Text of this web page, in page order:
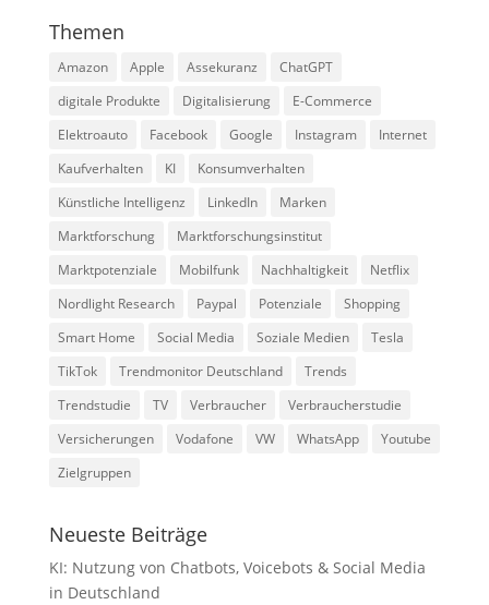
Themen
Amazon Apple Assekuranz
ChatGPT
digitale Produkte
Digitalisierung
E-Commerce
Elektroauto
Facebook Google Instagram
Internet
Kaufverhalten
KI
Konsumverhalten
Künstliche Intelligenz
LinkedIn
Marken
Marktforschung
Marktforschungsinstitut
Marktpotenziale
Mobilfunk Nachhaltigkeit
Netflix
Nordlight Research
Paypal Potenziale
Shopping
Smart Home
Social Media Soziale Medien
Tesla
TikTok
Trendmonitor Deutschland
Trends
Trendstudie
TV Verbraucher
Verbraucherstudie
Versicherungen
Vodafone VW WhatsApp
Youtube
Zielgruppen
Neueste Beiträge
KI: Nutzung von Chatbots, Voicebots & Social Media
in Deutschland